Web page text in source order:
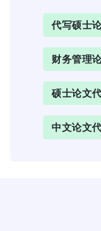
代写硕士
财务管理
硕士论文
中文论文